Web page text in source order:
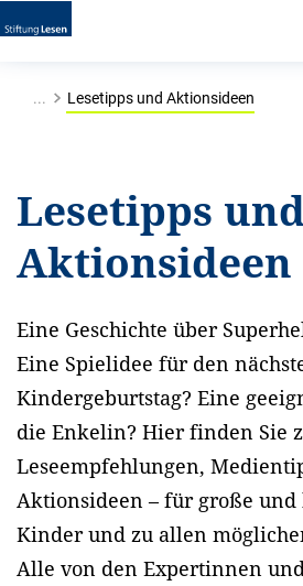
... Lesetipps und Aktionsideen
Lesetipps
Aktionsideen
Eine Geschichte über
Eine Spielidee für den
Kindergeburtstag? Eine
die Enkelin? Hier finden Sie
Leseempfehlungen,
Aktionsideen – für große
Kinder und zu allen
Alle von den Expertinnen